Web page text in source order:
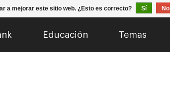
Educación Temas
a mejorar este sitio web. ¿Esto es correcto? Sí No